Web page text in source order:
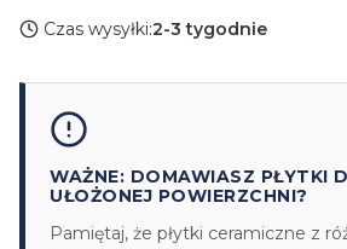
Czas wysyłki:2-3 tygodnie
WAŻNE: DOMAWIASZ PŁYTKI
UŁOŻONEJ POWIERZCHNI?
Pamiętaj, że płytki ceramiczne z